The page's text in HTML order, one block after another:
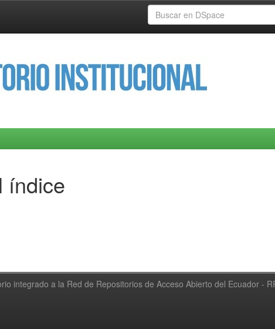
índice
integrado a la Red de Repositorios de Acceso Abierto del Ecuador -